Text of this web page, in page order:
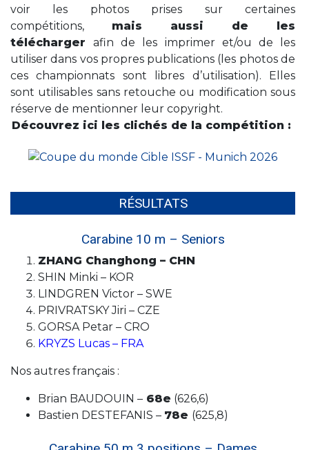
voir les photos prises sur certaines
compétitions, mais aussi de les
téléchargerafin de les imprimer et/ou de les
utiliser dans vos propres publications (les photos de
ces championnats sont libres d’utilisation). Elles
sont utilisables sans retouche ou modification sous
réserve de mentionner leur copyright.
Découvrez ici les clichés de la compétition :
RÉSULTATS
Carabine 10 m – Seniors
ZHANG Changhong – CHN
SHIN Minki – KOR
LINDGREN Victor – SWE
PRIVRATSKY Jiri – CZE
GORSA Petar – CRO
KRYZS Lucas – FRA
Nos autres français :
Brian BAUDOUIN – 68e (626,6)
Bastien DESTEFANIS – 78e (625,8)